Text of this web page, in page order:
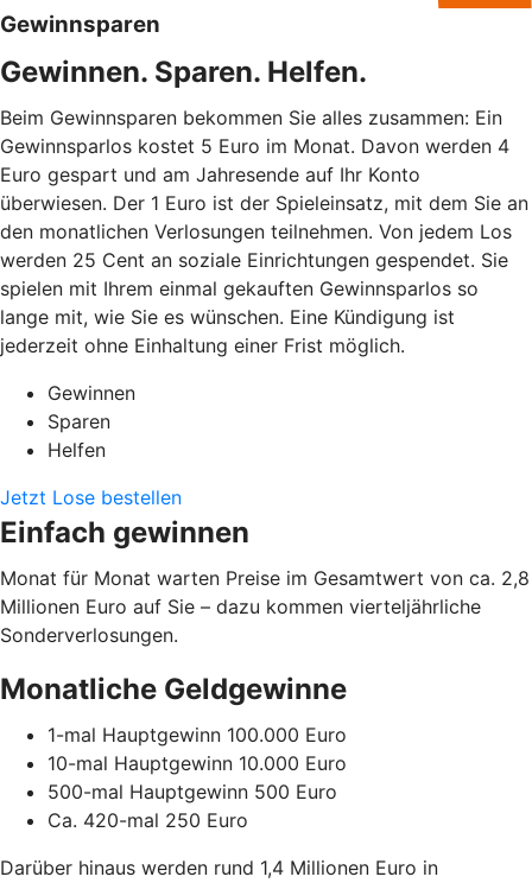
Gewinnsparen
Gewinnen. Sparen. Helfen.
Beim Gewinnsparen bekommen Sie alles zusammen: Ein
Gewinnsparlos kostet 5 Euro im Monat. Davon werden 4
Euro gespart und am Jahresende auf Ihr Konto
überwiesen. Der 1 Euro ist der Spieleinsatz, mit dem Sie an
den monatlichen Verlosungen teilnehmen. Von jedem Los
werden 25 Cent an soziale Einrichtungen gespendet. Sie
spielen mit Ihrem einmal gekauften Gewinnsparlos so
lange mit, wie Sie es wünschen. Eine Kündigung ist
jederzeit ohne Einhaltung einer Frist möglich.
Gewinnen
Sparen
Helfen
Jetzt Lose bestellen
Einfach gewinnen
Monat für Monat warten Preise im Gesamtwert von ca. 2,8
Millionen Euro auf Sie – dazu kommen vierteljährliche
Sonderverlosungen.
Monatliche Geldgewinne
1-mal Hauptgewinn 100.000 Euro
10-mal Hauptgewinn 10.000 Euro
500-mal Hauptgewinn 500 Euro
Ca. 420-mal 250 Euro
Darüber hinaus werden rund 1,4 Millionen Euro in